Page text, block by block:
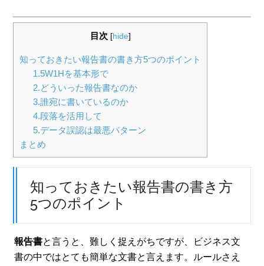
目次 [hide]
知っておきたい報告書の書き方5つのポイント
1.5W1Hを基本形で
2.どういった報告書なのか
3.誰宛に書いているのか
4.段落を活用して
5.データ誤認は最悪パターン
まとめ
知っておきたい報告書の書き方
5つのポイント
報告書と言うと、難しく捉えがちですが、ビジネス文
書の中ではとても簡単な文書と言えます。ルールさえ